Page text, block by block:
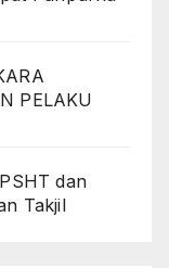
PELAKU
dan
Takjil